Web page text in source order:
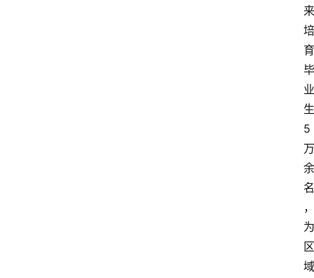
来
培
育
毕
业
生
5
万
余
名
，
为
区
域